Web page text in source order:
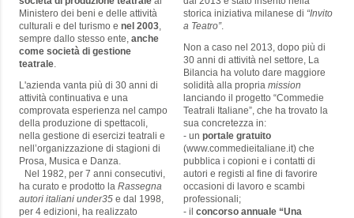
Ministero dei beni e delle attività
culturali e del turismo e nel 2003,
sempre dallo stesso ente, anche
come società di gestione
teatrale.
L'azienda vanta più di 30 anni di
attività continuativa e una
comprovata esperienza nel campo
della produzione di spettacoli,
nella gestione di esercizi teatrali e
nell’organizzazione di stagioni di
Prosa, Musica e Danza.
Nel 1982, per 7 anni consecutivi,
ha curato e prodotto la Rassegna
autori italiani under35 e dal 1998,
per 4 edizioni, ha realizzato
storica iniziativa milanese di “Invito
a Teatro”.
Non a caso nel 2013, dopo più di
30 anni di attività nel settore, La
Bilancia ha voluto dare maggiore
solidità alla propria mission
lanciando il progetto “Commedie
Teatrali Italiane”, che ha trovato la
sua concretezza in:
- un portale gratuito
(www.commedieitaliane.it) che
pubblica i copioni e i contatti di
autori e registi al fine di favorire
occasioni di lavoro e scambi
professionali;
- il concorso annuale “Una